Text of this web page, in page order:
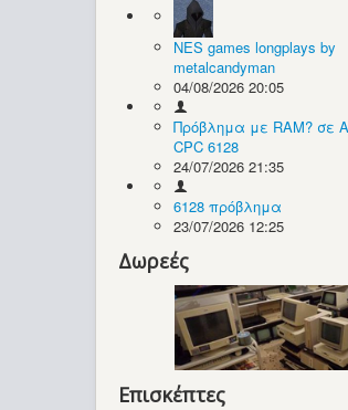
NES games longplays by
metalcandyman
04/08/2026 20:05
Πρόβλημα με RAM? σε
CPC 6128
24/07/2026 21:35
6128 πρόβλημα
23/07/2026 12:25
Δωρεές
Επισκέπτες